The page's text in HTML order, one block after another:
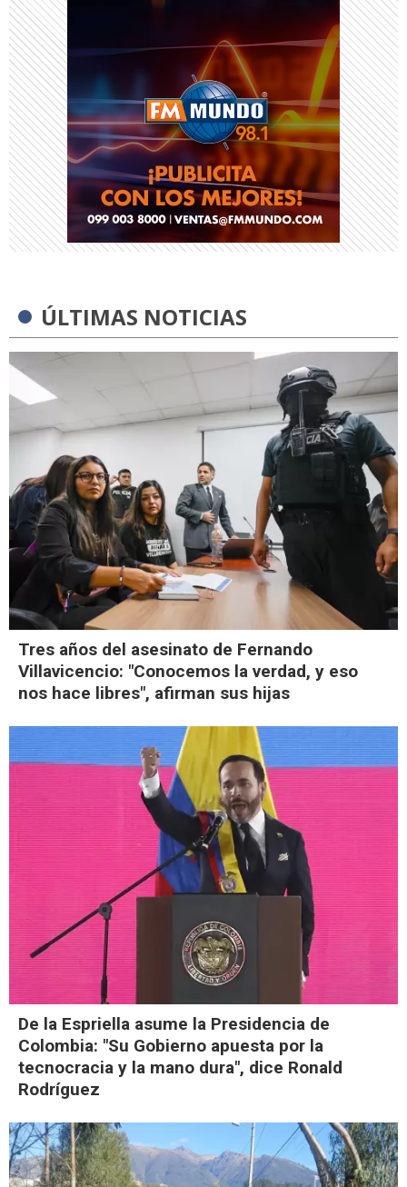
ÚLTIMAS NOTICIAS
Tres años del asesinato de Fernando
Villavicencio: "Conocemos la verdad, y eso
nos hace libres", afirman sus hijas
De la Espriella asume la Presidencia de
Colombia: "Su Gobierno apuesta por la
tecnocracia y la mano dura", dice Ronald
Rodríguez